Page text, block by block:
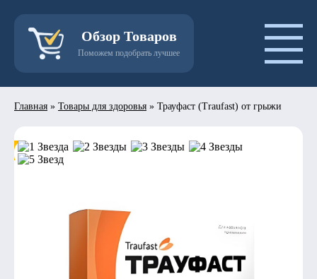
Обзор Товаров
Поможем подобрать лучшее
Главная » Товары для здоровья » Трауфаст (Traufast) от грыжи
- 50%